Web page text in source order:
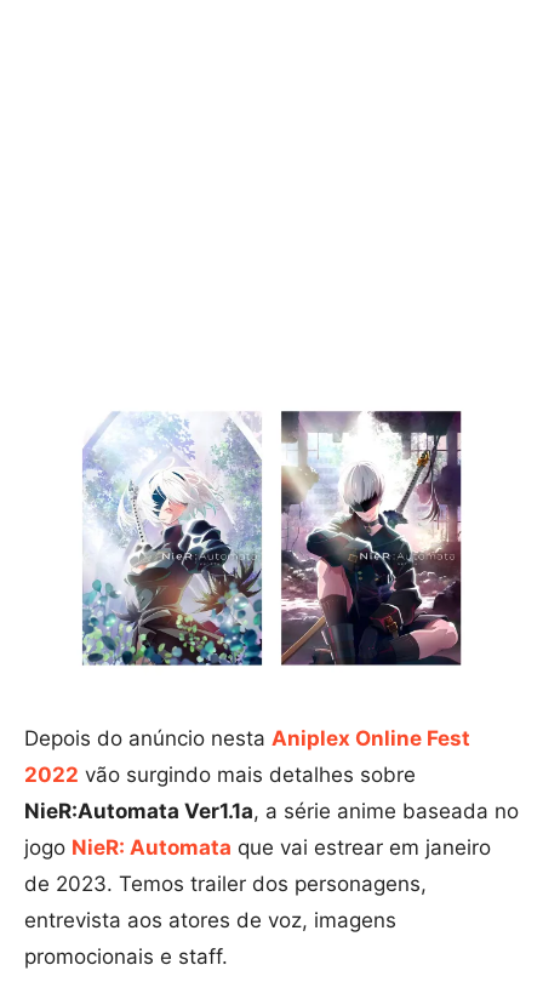
Depois do anúncio nesta Aniplex Online Fest
2022 vão surgindo mais detalhes sobre
NieR:Automata Ver1.1a, a série anime baseada no
jogo NieR: Automata que vai estrear em janeiro
de 2023. Temos trailer dos personagens,
entrevista aos atores de voz, imagens
promocionais e staff.